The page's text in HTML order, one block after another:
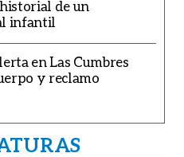
de un
infantil
en Las Cumbres
y reclamo